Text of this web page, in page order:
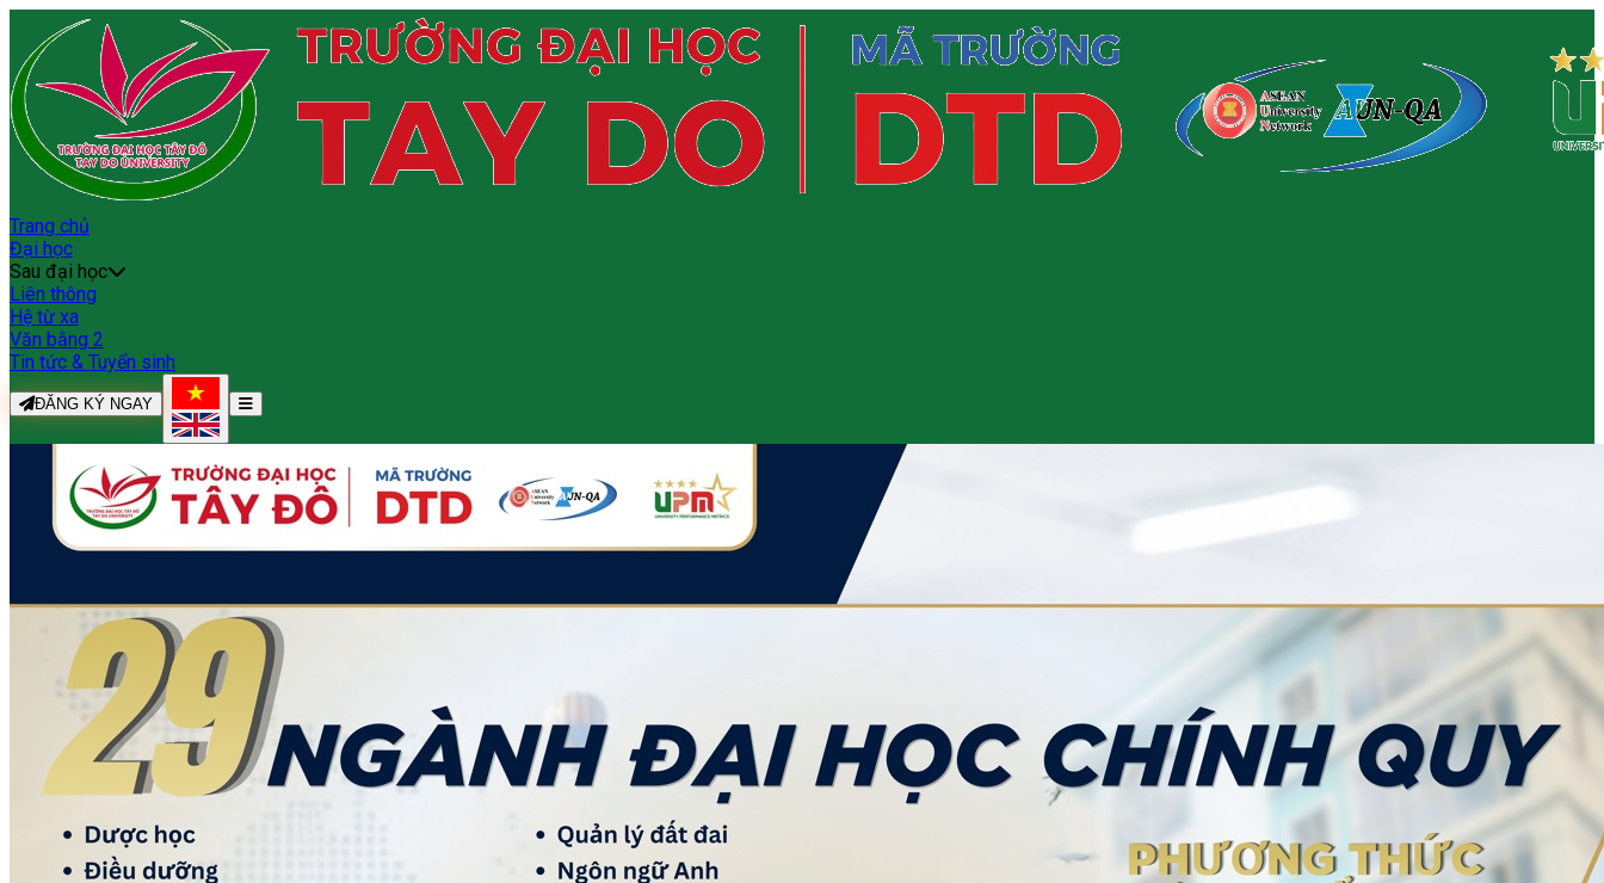
Trang chủ
Đại học
Sau đại học
Liên thông
Hệ từ xa
Văn bằng 2
Tin tức & Tuyển sinh
ĐĂNG KÝ NGAY